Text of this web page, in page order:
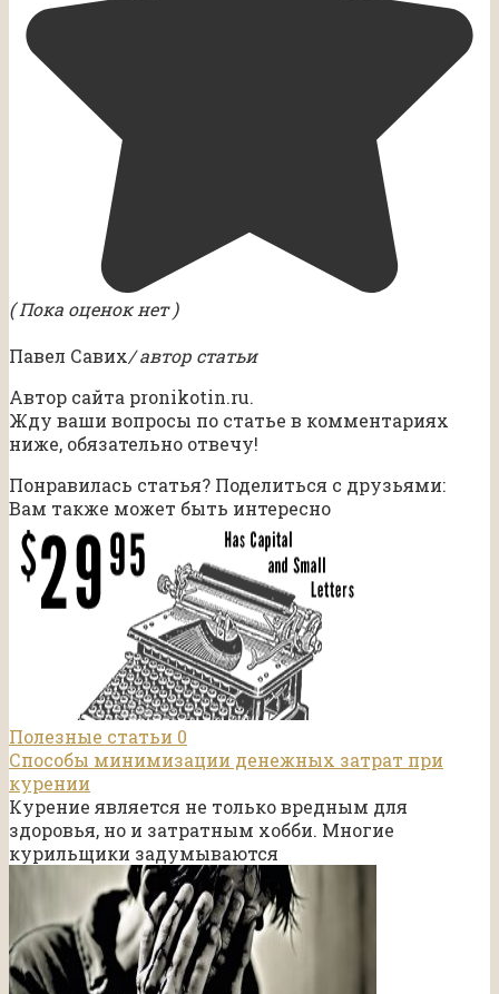
( Пока оценок нет )
Павел Савих/ автор статьи
Автор сайта pronikotin.ru.
Жду ваши вопросы по статье в комментариях
ниже, обязательно отвечу!
Понравилась статья? Поделиться с друзьями:
Вам также может быть интересно
Полезные статьи 0
Способы минимизации денежных затрат при
курении
Курение является не только вредным для
здоровья, но и затратным хобби. Многие
курильщики задумываются